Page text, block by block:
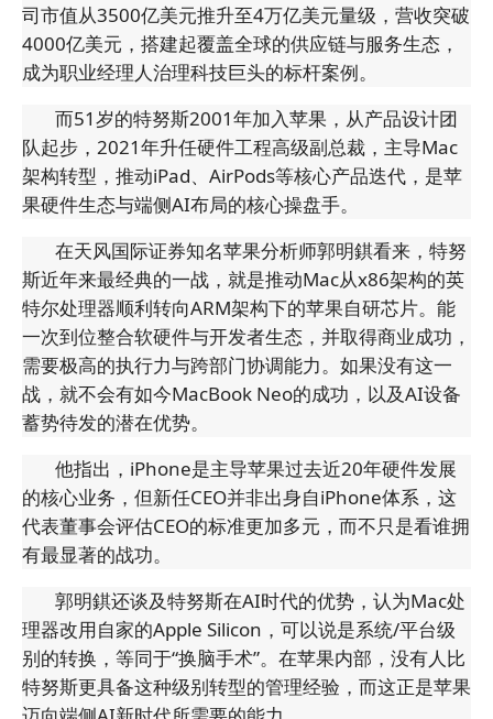
司市值从3500亿美元推升至4万亿美元量级，营收突破
4000亿美元，搭建起覆盖全球的供应链与服务生态，
成为职业经理人治理科技巨头的标杆案例。
而51岁的特努斯2001年加入苹果，从产品设计团
队起步，2021年升任硬件工程高级副总裁，主导Mac
架构转型，推动iPad、AirPods等核心产品迭代，是苹
果硬件生态与端侧AI布局的核心操盘手。
在天风国际证券知名苹果分析师郭明錤看来，特努
斯近年来最经典的一战，就是推动Mac从x86架构的英
特尔处理器顺利转向ARM架构下的苹果自研芯片。能
一次到位整合软硬件与开发者生态，并取得商业成功，
需要极高的执行力与跨部门协调能力。如果没有这一
战，就不会有如今MacBook Neo的成功，以及AI设备
蓄势待发的潜在优势。
他指出，iPhone是主导苹果过去近20年硬件发展
的核心业务，但新任CEO并非出身自iPhone体系，这
代表董事会评估CEO的标准更加多元，而不只是看谁拥
有最显著的战功。
郭明錤还谈及特努斯在AI时代的优势，认为Mac处
理器改用自家的Apple Silicon，可以说是系统/平台级
别的转换，等同于“换脑手术”。在苹果内部，没有人比
特努斯更具备这种级别转型的管理经验，而这正是苹果